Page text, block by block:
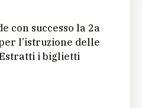
con successo la 2a
l’istruzione delle
i biglietti